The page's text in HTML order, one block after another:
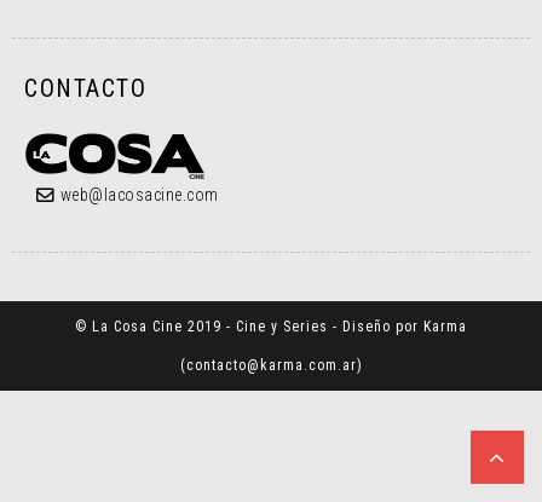
CONTACTO
web@lacosacine.com
© La Cosa Cine 2019 - Cine y Series - Diseño por Karma
(contacto@karma.com.ar)